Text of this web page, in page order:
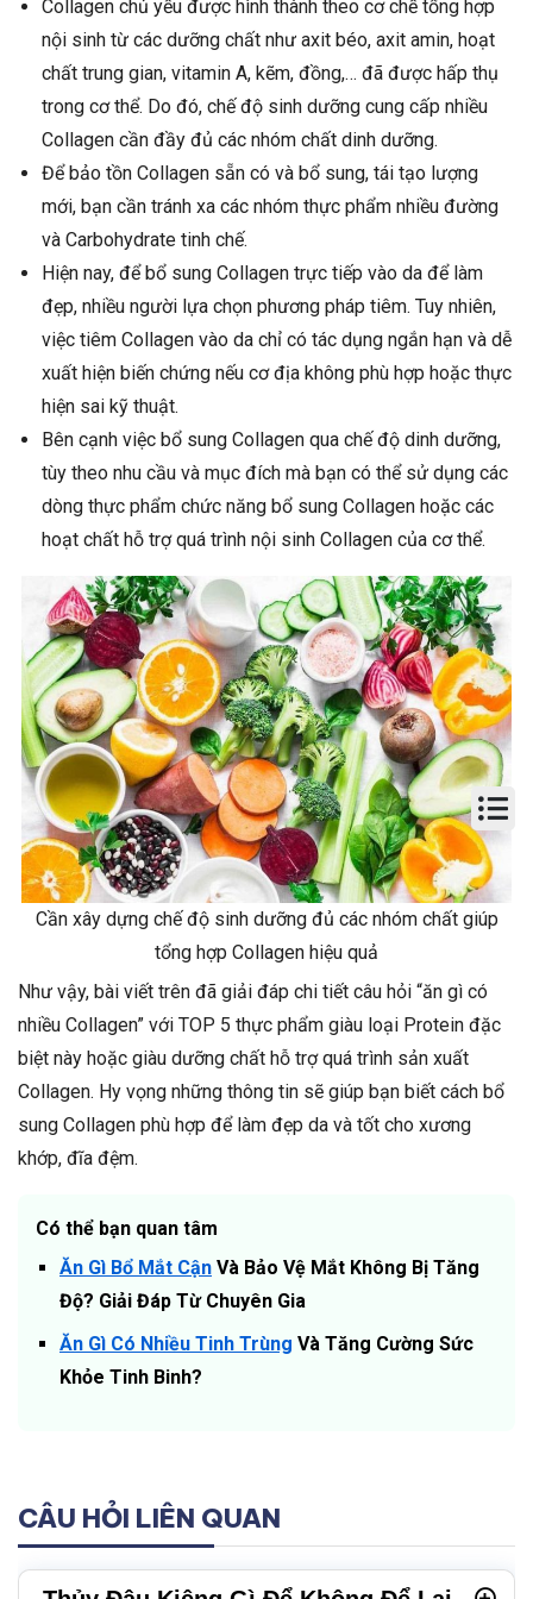
Collagen chủ yếu được hình thành theo cơ chế tổng hợp
nội sinh từ các dưỡng chất như axit béo, axit amin, hoạt
chất trung gian, vitamin A, kẽm, đồng,… đã được hấp thụ
trong cơ thể. Do đó, chế độ sinh dưỡng cung cấp nhiều
Collagen cần đầy đủ các nhóm chất dinh dưỡng.
Để bảo tồn Collagen sẵn có và bổ sung, tái tạo lượng
mới, bạn cần tránh xa các nhóm thực phẩm nhiều đường
và Carbohydrate tinh chế.
Hiện nay, để bổ sung Collagen trực tiếp vào da để làm
đẹp, nhiều người lựa chọn phương pháp tiêm. Tuy nhiên,
việc tiêm Collagen vào da chỉ có tác dụng ngắn hạn và dễ
xuất hiện biến chứng nếu cơ địa không phù hợp hoặc thực
hiện sai kỹ thuật.
Bên cạnh việc bổ sung Collagen qua chế độ dinh dưỡng,
tùy theo nhu cầu và mục đích mà bạn có thể sử dụng các
dòng thực phẩm chức năng bổ sung Collagen hoặc các
hoạt chất hỗ trợ quá trình nội sinh Collagen của cơ thể.
Cần xây dựng chế độ sinh dưỡng đủ các nhóm chất giúp
tổng hợp Collagen hiệu quả
Như vậy, bài viết trên đã giải đáp chi tiết câu hỏi “ăn gì có
nhiều Collagen” với TOP 5 thực phẩm giàu loại Protein đặc
biệt này hoặc giàu dưỡng chất hỗ trợ quá trình sản xuất
Collagen. Hy vọng những thông tin sẽ giúp bạn biết cách bổ
sung Collagen phù hợp để làm đẹp da và tốt cho xương
khớp, đĩa đệm.
Có thể bạn quan tâm
Ăn Gì Bổ Mắt Cận Và Bảo Vệ Mắt Không Bị Tăng
Độ? Giải Đáp Từ Chuyên Gia
Ăn Gì Có Nhiều Tinh Trùng Và Tăng Cường Sức
Khỏe Tinh Binh?
CÂU HỎI LIÊN QUAN